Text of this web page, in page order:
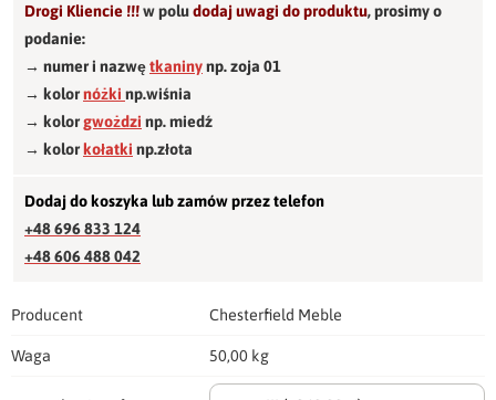
Drogi Kliencie !!!w poludodaj uwagi do produktu,prosimy o
podanie:
→ numer i nazwętkaninynp. zoja 01
→ kolornóżki np.wiśnia
→ kolorgwożdzi np. miedź
→ kolorkołatki np.złota
Dodaj do koszyka lub zamów przez telefon
+48 696 833 124
+48 606 488 042
Producent Chesterfield Meble
Waga 50,00 kg